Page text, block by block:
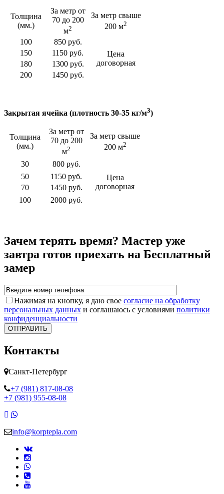
Толщина
(мм.)
За метр от
70 до 200
м2
За метр свыше
200 м2
100
850 руб.
Цена
договорная
150
1150 руб.
180
1300 руб.
200
1450 руб.
Закрытая ячейка (плотность 30-35 кг/м3)
Толщина
(мм.)
За метр от
70 до 200
м2
За метр свыше
200 м2
30
800 руб.
Цена
договорная
50
1150 руб.
70
1450 руб.
100
2000 руб.
Зачем терять время? Мастер уже
завтра готов приехать на Бесплатный
замер
Нажимая на кнопку, я даю свое согласие на обработку
персональных данных и соглашаюсь с условиями политики
конфиденциальности
ОТПРАВИТЬ
Контакты
Санкт-Петербург
+7 (981) 817-08-08
+7 (981) 955-08-08
info@korptepla.com